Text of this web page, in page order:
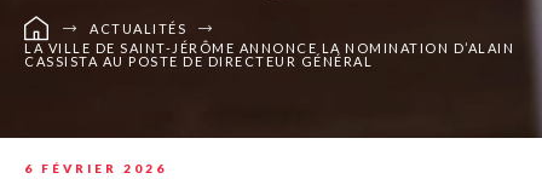
ACTUALITÉS
LA VILLE DE SAINT-JÉRÔME ANNONCE LA NOMINATION D’ALAIN
CASSISTA AU POSTE DE DIRECTEUR GÉNÉRAL
6 FÉVRIER 2026